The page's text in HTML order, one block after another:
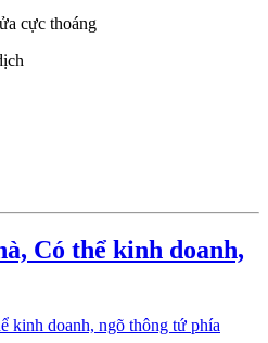
cực thoáng
Có thể kinh doanh,